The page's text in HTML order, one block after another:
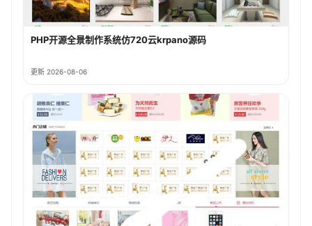
PHP开源全景制作系统仿720云krpano源码
更新 2026-08-06